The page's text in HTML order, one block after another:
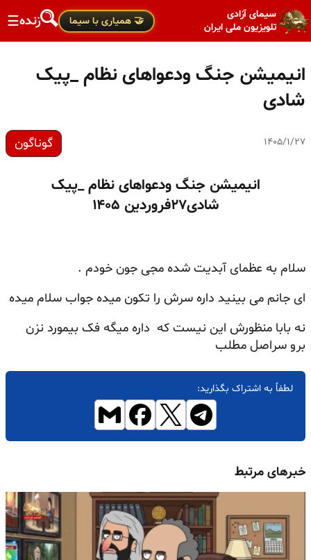
سیمای آزادی
تلویزیون ملی ایران
🤝 همیاری با سیما زنده☰
انیمیشن جنگ ودعواهای نظام _پیک
شادی
۱۴۰۵/۱/۲۷ گوناگون
انیمیشن جنگ ودعواهای نظام _پیک
شادی۲۷فروردین ۱۴۰۵
سلام به عظمای آبدیت شده مجی جون خودم .
ای جانم می بینید داره سرش را تکون میده جواب سلام میده
نه بابا منظورش این نیست که داره میگه فک بیمورد نزن
برو سراصل مطلب
لطفاً به اشتراک بگذارید:
خبرهای مرتبط